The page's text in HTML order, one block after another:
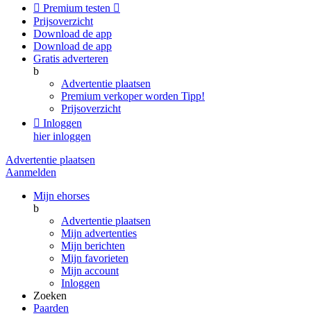
 Premium testen 
Prijsoverzicht
Download de app
Download de app
Gratis adverteren
b
Advertentie plaatsen
Premium verkoper worden Tipp!
Prijsoverzicht
 Inloggen
hier inloggen
Advertentie plaatsen
Aanmelden
Mijn ehorses
b
Advertentie plaatsen
Mijn advertenties
Mijn berichten
Mijn favorieten
Mijn account
Inloggen
Zoeken
Paarden